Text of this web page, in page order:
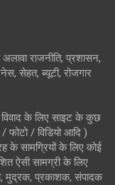
राजनीति, प्रशासन,
सेहत, ब्यूटी, रोजगार
के लिए साइट के कुछ
/ फोटो / विडियो आदि )
के सामग्रियों के लिए कोई
ऐसी सामग्री के लिए
मुद्रक, प्रकाशक, संपादक